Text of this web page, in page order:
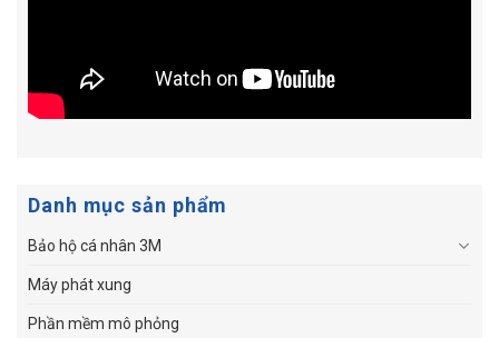
Danh mục sản phẩm
Bảo hộ cá nhân 3M
Máy phát xung
Phần mềm mô phỏng